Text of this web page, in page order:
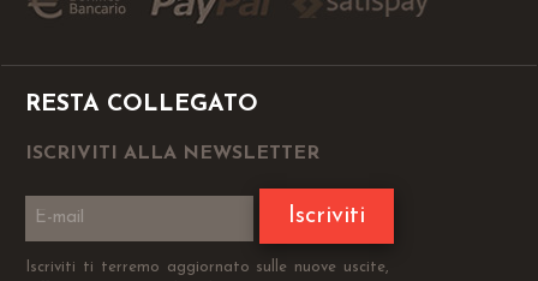
RESTA COLLEGATO
ISCRIVITI ALLA NEWSLETTER
Iscriviti
Iscriviti ti terremo aggiornato sulle nuove uscite,